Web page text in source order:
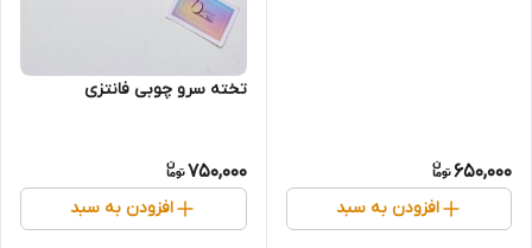
650,000
افزودن به سبد
تخته سرو چوبی فانتزی
750,000
افزودن به سبد